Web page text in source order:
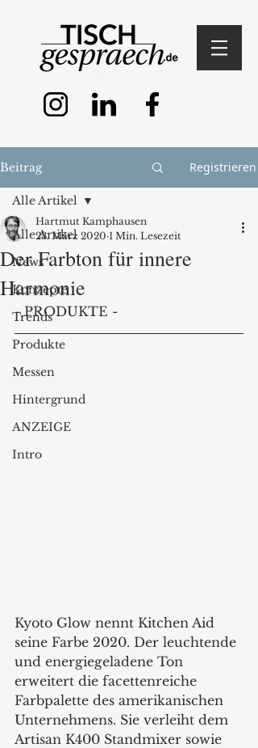
Beitrag Registrieren
Alle Artikel
News
Konzepte
Trends
Produkte
Messen
Hintergrund
ANZEIGE
Intro
Alle Artikel
Der Farbton für innere
Harmonie
Hartmut Kamphausen
23. März 2020 1 Min. Lesezeit
- PRODUKTE -
Kyoto Glow nennt Kitchen Aid
seine Farbe 2020. Der leuchtende
und energiegeladene Ton
erweitert die facettenreiche
Farbpalette des amerikanischen
Unternehmens. Sie verleiht dem
Artisan K400 Standmixer sowie